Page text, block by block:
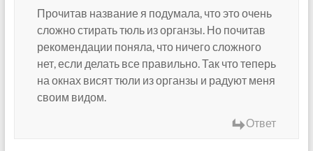
Прочитав название я подумала, что это очень
сложно стирать тюль из органзы. Но почитав
рекомендации поняла, что ничего сложного
нет, если делать все правильно. Так что теперь
на окнах висят тюли из органзы и радуют меня
своим видом.
Ответ